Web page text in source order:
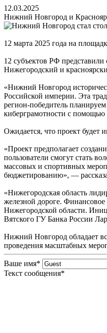
12.03.2025
Нижний Новгород и
12 марта 2025 года на
12 субъектов РФ
Нижегородский и
«Нижний Новгород
Российской империи. Эта
регион-победитель
киберграмотности с
Ожидается, что проект будет
«Проект предполагает
пользователи смогут стать
массовых и спортивных
бюджетированию», —
«Нижегородская область
железной дороге.
Нижегородской области.
Вятского ГУ Банка России
Нижний Новгород обладает
проведения масштабных
Ваше имя*
Текст сообщения*